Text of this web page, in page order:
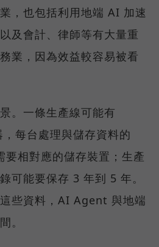
，也包括利用地端 AI 加速
及會計、律師等有大量重
業，因為效益較容易被看
。一條生產線可能有
每台處理與儲存資料的
相對應的儲存裝置；生產
可能要保存 3 年到 5 年。
些資料，AI Agent 與地端
。